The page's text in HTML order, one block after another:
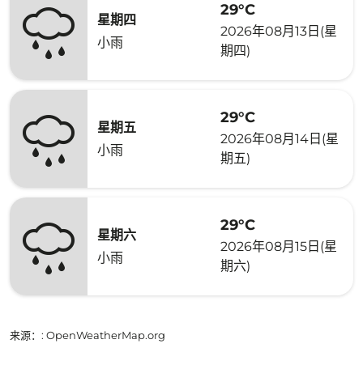
星期四
小雨
29°C
2026年08月13日(星
期四)
星期五
小雨
29°C
2026年08月14日(星
期五)
星期六
小雨
29°C
2026年08月15日(星
期六)
来源： : OpenWeatherMap.org